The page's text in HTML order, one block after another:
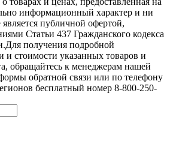
информационный характер и ни
публичной офертой,
Статьи 437 Гражданского кодекса
получения подробной
стоимости указанных товаров и
обращайтесь к менеджерам нашей
обратной связи или по телефону
бесплатный номер 8-800-250-